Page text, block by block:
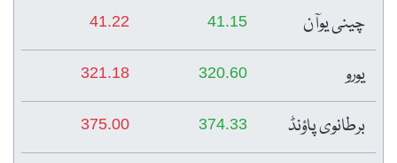
چینی یوآن
41.15
41.22
یورو 320.60
321.18
برطانوی پاؤنڈ 374.33
375.00